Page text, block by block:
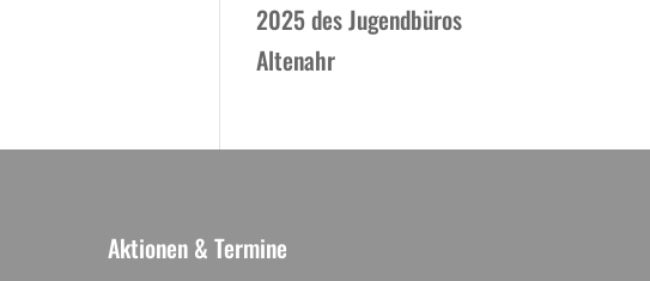
2025 des Jugendbüros
Altenahr
Aktionen & Termine